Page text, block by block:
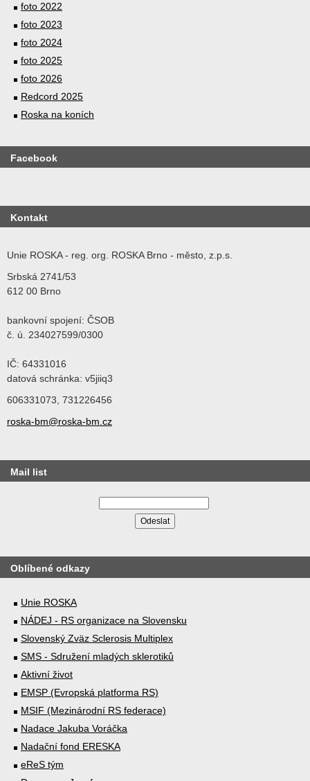
foto 2022
foto 2023
foto 2024
foto 2025
foto 2026
Redcord 2025
Roska na koních
Facebook
Kontakt
Unie ROSKA - reg. org. ROSKA Brno - město, z.p.s.
Srbská 2741/53
612 00 Brno
bankovní spojení: ČSOB
č. ú. 234027599/0300
IČ: 64331016
datová schránka: v5jiiq3
606331073, 731226456
roska-bm@roska-bm.cz
Mail list
Oblíbené odkazy
Unie ROSKA
NÁDEJ - RS organizace na Slovensku
Slovenský Zväz Sclerosis Multiplex
SMS - Sdružení mladých sklerotiků
Aktivní život
EMSP (Evropská platforma RS)
MSIF (Mezinárodní RS federace)
Nadace Jakuba Voráčka
Nadační fond ERESKA
eReS tým